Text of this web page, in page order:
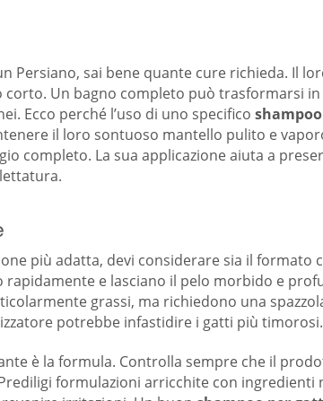
Persiano, sai bene quante cure richieda. Il
Un bagno completo può trasformarsi
Ecco perché l’uso di uno specifico
il loro sontuoso mantello pulito e
completo. La sua applicazione aiuta a
più adatta, devi considerare sia il formato
e lasciano il pelo morbido e
grassi, ma richiedono una
potrebbe infastidire i gatti più timorosi.
è la formula. Controlla sempre che il
formulazioni arricchite con ingredienti